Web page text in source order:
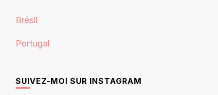
Brésil
Portugal
SUIVEZ-MOI SUR INSTAGRAM